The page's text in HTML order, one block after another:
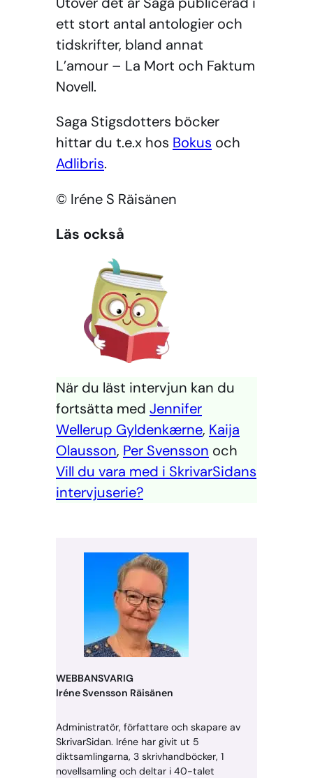
ett stort antal antologier och
tidskrifter, bland annat
L’amour – La Mort och Faktum
Novell.
Saga Stigsdotters böcker
hittar du t.e.x hos Bokus och
Adlibris.
© Iréne S Räisänen
Läs också
När du läst intervjun kan du
fortsätta med Jennifer
Wellerup Gyldenkærne, Kaija
Olausson, Per Svensson och
Vill du vara med i SkrivarSidans
intervjuserie?
WEBBANSVARIG
Iréne Svensson Räisänen
Administratör, författare och skapare av
SkrivarSidan. Iréne har givit ut 5
diktsamlingarna, 3 skrivhandböcker, 1
novellsamling och deltar i 40-talet